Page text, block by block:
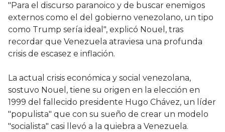
"Para el discurso paranoico y de buscar enemigos
externos como el del gobierno venezolano, un tipo
como Trump sería ideal", explicó Nouel, tras
recordar que Venezuela atraviesa una profunda
crisis de escasez e inflación.
La actual crisis económica y social venezolana,
sostuvo Nouel, tiene su origen en la elección en
1999 del fallecido presidente Hugo Chávez, un líder
"populista" que con su sueño de crear un modelo
"socialista" casi llevó a la quiebra a Venezuela.